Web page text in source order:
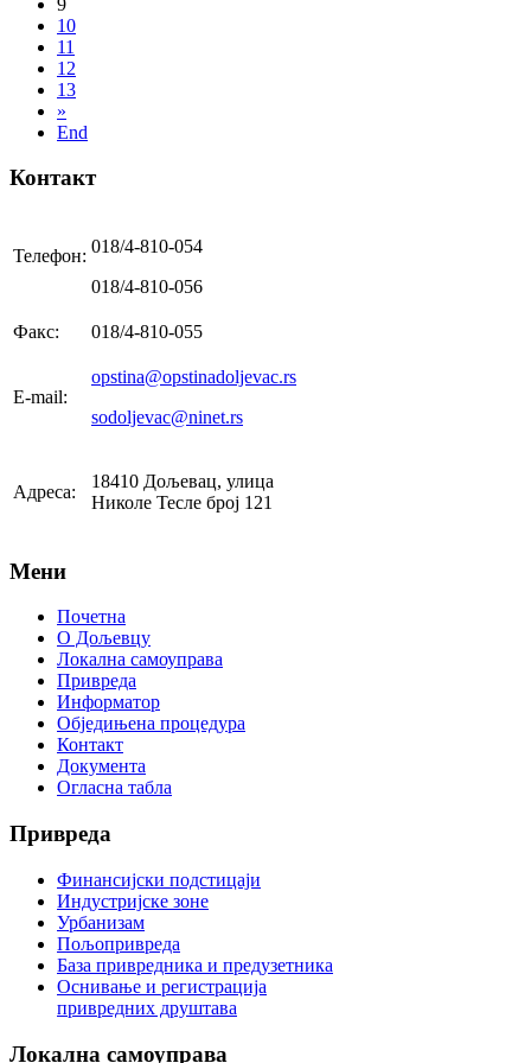
10
11
12
13
»
End
Контакт
Телефон: 018/4-810-054
018/4-810-056
Факс: 018/4-810-055
E-mail:
opstina@opstinadoljevac.rs
sodoljevac@ninet.rs
Адреса:
18410 Дољевац, улица
Николе Тесле број 121
Мени
Почетна
О Дољевцу
Локална самоуправа
Привреда
Информатор
Обједињена процедура
Контакт
Документа
Огласна табла
Привреда
Финансијски подстицаји
Индустријске зоне
Урбанизам
Пољопривреда
База привредника и предузетника
Оснивање и регистрација
привредних друштава
Локална самоуправа